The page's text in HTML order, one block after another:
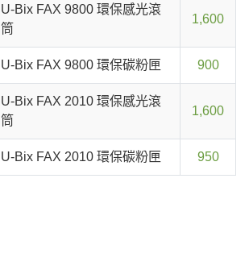
U-Bix FAX 9800 環保感光滾
筒
1,600
U-Bix FAX 9800 環保碳粉匣 900
U-Bix FAX 2010 環保感光滾
筒
1,600
U-Bix FAX 2010 環保碳粉匣 950